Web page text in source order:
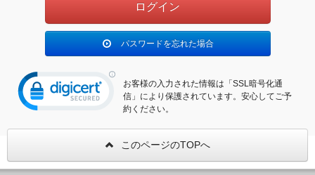
パスワードを忘れた場合
お客様の入力された情報は「SSL暗号化通
信」により保護されています。安心してご予
約ください。
このページのTOPへ